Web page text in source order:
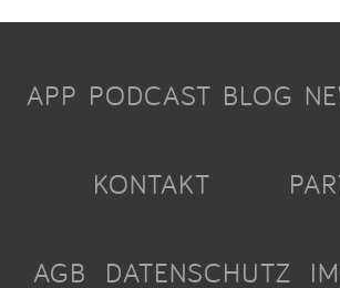
APP PODCAST BLOG
KONTAKT
AGB DATENSCHUTZ